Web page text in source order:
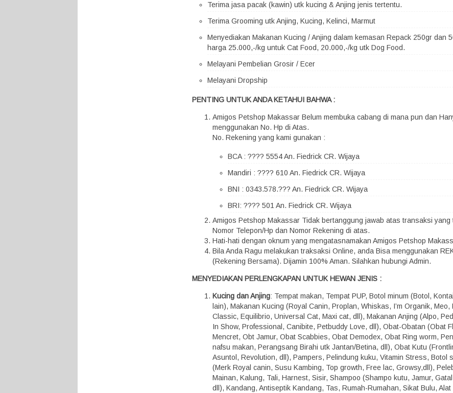
Terima jasa pacak (kawin) utk kucing & Anjing jenis tertentu.
Terima Grooming utk Anjing, Kucing, Kelinci, Marmut
Menyediakan Makanan Kucing / Anjing dalam kemasan Repack 250gr dan
harga 25.000,-/kg untuk Cat Food, 20.000,-/kg utk Dog Food.
Melayani Pembelian Grosir / Ecer
Melayani Dropship
PENTING UNTUK ANDA KETAHUI BAHWA :
Amigos Petshop Makassar Belum membuka cabang di mana pun dan
menggunakan No. Hp di Atas.
No. Rekening yang kami gunakan :
BCA : ???? 5554 An. Fiedrick CR. Wijaya
Mandiri : ???? 610 An. Fiedrick CR. Wijaya
BNI : 0343.578.??? An. Fiedrick CR. Wijaya
BRI: ???? 501 An. Fiedrick CR. Wijaya
Amigos Petshop Makassar Tidak bertanggung jawab atas transaksi yang
Nomor Telepon/Hp dan Nomor Rekening di atas.
Hati-hati dengan oknum yang mengatasnamakan Amigos Petshop
Bila Anda Ragu melakukan traksaksi Online, anda Bisa menggunakan
(Rekening Bersama). Dijamin 100% Aman. Silahkan hubungi Admin.
MENYEDIAKAN PERLENGKAPAN UNTUK HEWAN JENIS :
Kucing dan Anjing: Tempat makan, Tempat PUP, Botol minum (Botol,
lain), Makanan Kucing (Royal Canin, Proplan, Whiskas, I’m Organik, Meo,
Classic, Equilibrio, Universal Cat, Maxi cat, dll), Makanan Anjing (Alpo,
In Show, Professional, Canibite, Petbuddy Love, dll), Obat-Obatan (Obat
Mencret, Obt Jamur, Obat Scabbies, Obat Demodex, Obat Ring worm,
nafsu makan, Perangsang Birahi utk Jantan/Betina, dll), Obat Kutu
Asuntol, Revolution, dll), Pampers, Pelindung kuku, Vitamin Stress, Botol
(Merk Royal canin, Susu Kambing, Top growth, Free lac, Growsy,dll),
Mainan, Kalung, Tali, Harnest, Sisir, Shampoo (Shampo kutu, Jamur,
dll), Kandang, Antiseptik Kandang, Tas, Rumah-Rumahan, Sikat Bulu, Alat